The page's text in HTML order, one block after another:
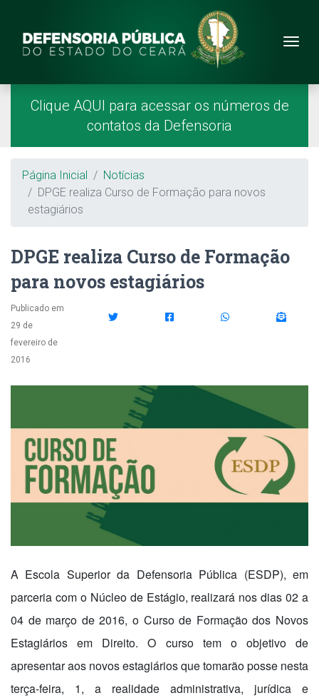
Site da Defensoria
Menu Principal
Página Inicial
Clique AQUI para acessar os números de
contatos da Defensoria
Breadcrumb
Página Inicial
Notícias
DPGE realiza Curso de Formação para novos
estagiários
DPGE realiza Curso de Formação
para novos estagiários
Publicado em
29 de
fevereiro de
2016
A Escola Superior da Defensoria Pública (ESDP), em
parceria com o Núcleo de Estágio, realizará nos dias 02 a
04 de março de 2016, o Curso de Formação dos Novos
Estagiários em Direito. O curso tem o objetivo de
apresentar aos novos estagiários que tomarão posse nesta
terça-feira, 1, a realidade administrativa, jurídica e